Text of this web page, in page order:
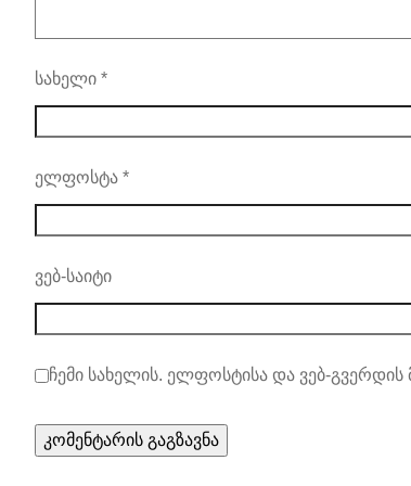
სახელი *
ელფოსტა *
ვებ-საიტი
ჩემი სახელის. ელფოსტისა და ვებ-გვერდის